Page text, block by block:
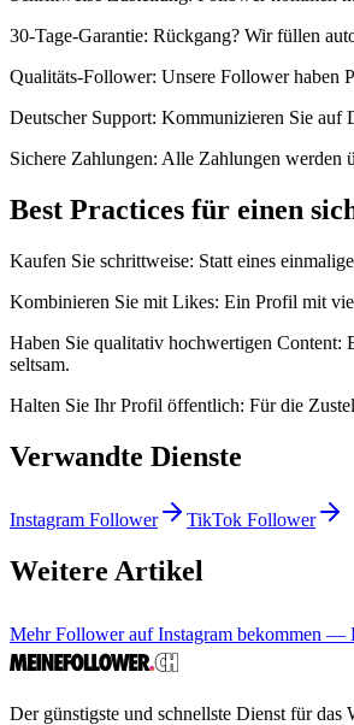
30-Tage-Garantie: Rückgang? Wir füllen
Qualitäts-Follower: Unsere Follower haben
Deutscher Support: Kommunizieren Sie
Sichere Zahlungen: Alle Zahlungen werden
Best Practices für einen
Kaufen Sie schrittweise: Statt eines
Kombinieren Sie mit Likes: Ein Profil mit
Haben Sie qualitativ hochwertigen Content:
seltsam.
Halten Sie Ihr Profil öffentlich: Für die
Verwandte Dienste
Instagram Follower TikTok Follower
Weitere Artikel
Mehr Follower auf Instagram bekommen —
Der günstigste und schnellste Dienst für das